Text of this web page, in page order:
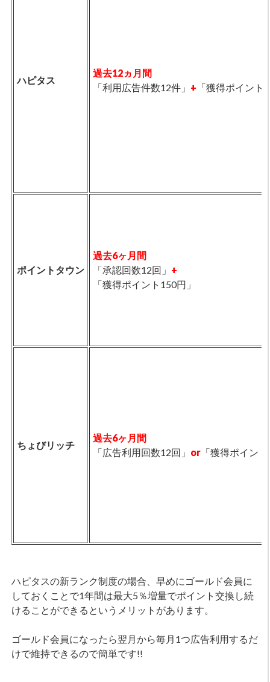
ハピタス
過去12ヵ月間
「利用広告件数12件」 + 「獲得ポイント
ポイントタウン
過去6ヶ月間
「承認回数12回」 +
「獲得ポイント150円」
ちょびリッチ
過去6ヶ月間
「広告利用回数12回」 or「獲得ポイン
ハピタスの新ランク制度の場合、早めにゴールド会員に
しておくことで1年間は最大5％増量でポイント交換し続
けることができるというメリットがあります。
ゴールド会員になったら翌月から毎月1つ広告利用するだ
けで維持できるので簡単です!!